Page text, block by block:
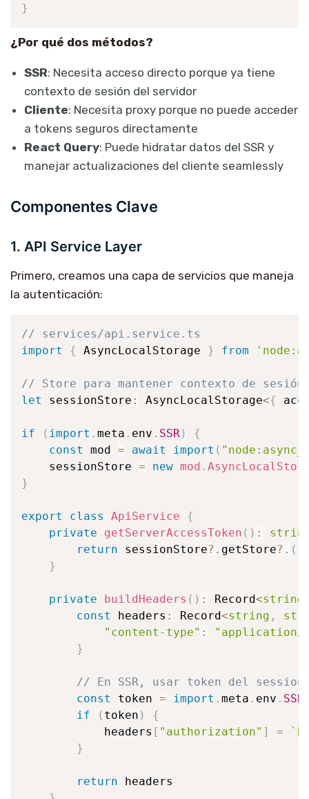
}
¿Por qué dos métodos?
SSR: Necesita acceso directo porque ya tiene
contexto de sesión del servidor
Cliente: Necesita proxy porque no puede acceder
a tokens seguros directamente
React Query: Puede hidratar datos del SSR y
manejar actualizaciones del cliente seamlessly
Componentes Clave
1. API Service Layer
Primero, creamos una capa de servicios que maneja
la autenticación:
// services/api.service.ts
import
{ AsyncLocalStorage } from
// Store para mantener contexto de sesión
let
sessionStore : AsyncLocalStorage<{
if ( import . meta . env . SSR )
{
const
mod = await import (
    sessionStore
= new mod .
}
export class ApiService
{
private
getServerAccessToken ( ) :
return sessionStore?. getStore?. (
}
private buildHeaders ( ) : Record<string
const
headers : Record<string ,
"content-type" :
"application/
}
// En SSR, usar token del
const
token = import . meta . env . SSR
if
( token )
{
            headers
[ "authorization" ] = `
}
return headers